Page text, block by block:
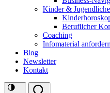
Kinder & Jugendliche
Beruflicher
Coaching
Infomaterial anfordern
Blog
Newsletter
Kontakt